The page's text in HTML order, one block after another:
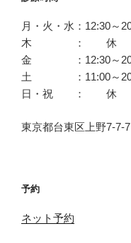
月・火・水：12:30～
木 ： 休
金 ：12:30～
土 ：11:00～
日・祝 ： 休
東京都台東区上野7-7-
予約
ネット予約